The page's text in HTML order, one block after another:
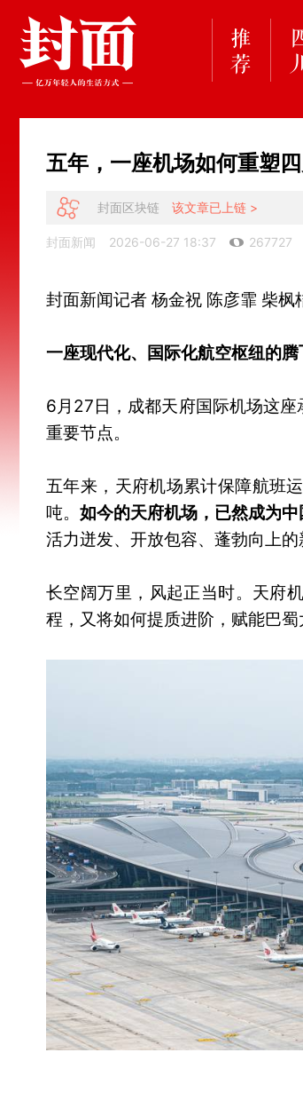
五年，一座机场如何重塑
封面区块链 该文章已上链 >
封面新闻 2026-06-27 18:37 267727
封面新闻记者 杨金祝 陈彦霏 柴枫
一座现代化、国际化航空枢纽的腾
6月27日，成都天府国际机场这
重要节点。
五年来，天府机场累计保障航班
吨。 如今的天府机场，已然成为
活力迸发、开放包容、蓬勃向上的
长空阔万里，风起正当时。天府
程，又将如何提质进阶，赋能巴